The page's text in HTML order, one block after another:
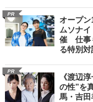
PR
オープ
ムソナ
催 仕事
る特別対
PR
《渡辺
の性”を
馬・吉田